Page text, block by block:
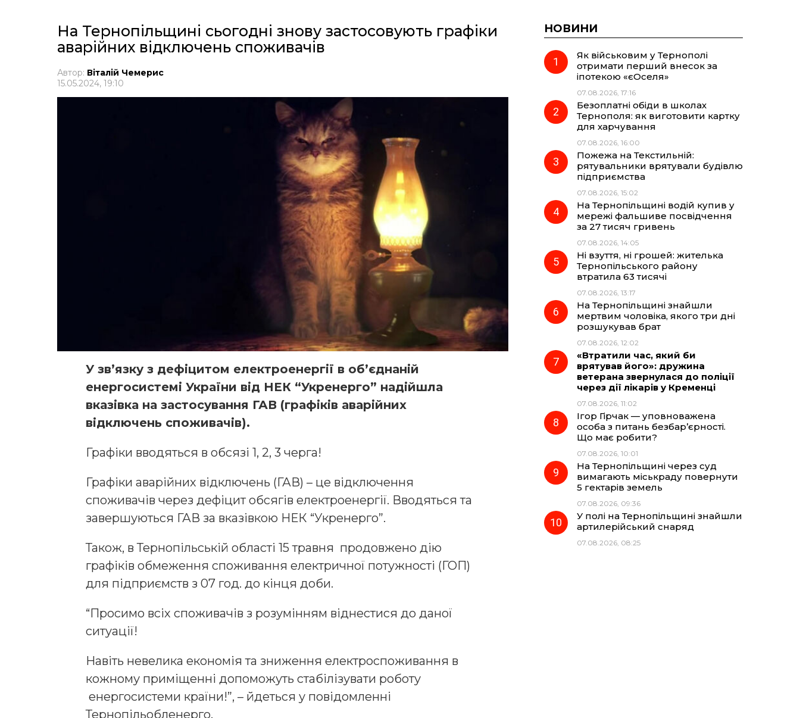
На Тернопільщині сьогодні знову застосовують графіки
аварійних відключень споживачів
Автор: Віталій Чемерис
15.05.2024, 19:10
У звʼязку з дефіцитом електроенергії в обʼєднаній
енергосистемі України від НЕК “Укренерго” надійшла
вказівка на застосування ГАВ (графіків аварійних
відключень споживачів).
Графіки вводяться в обсязі 1, 2, 3 черга!
Графіки аварійних відключень (ГАВ) – це відключення
споживачів через дефіцит обсягів електроенергії. Вводяться та
завершуються ГАВ за вказівкою НЕК “Укренерго”.
Також, в Тернопільській області 15 травня продовжено дію
графіків обмеження споживання електричної потужності (ГОП)
для підприємств з 07 год. до кінця доби.
“Просимо всіх споживачів з розумінням віднестися до даної
ситуації!
Навіть невелика економія та зниження електроспоживання в
кожному приміщенні допоможуть стабілізувати роботу
енергосистеми країни!”, – йдеться у повідомленні
Тернопільобленерго.
НОВИНИ
Як військовим у Тернополі
отримати перший внесок за
іпотекою «єОселя»
07.08.2026, 17:16
Безоплатні обіди в школах
Тернополя: як виготовити картку
для харчування
07.08.2026, 16:00
Пожежа на Текстильній:
рятувальники врятували будівлю
підприємства
07.08.2026, 15:02
На Тернопільщині водій купив у
мережі фальшиве посвідчення
за 27 тисяч гривень
07.08.2026, 14:05
Ні взуття, ні грошей: жителька
Тернопільського району
втратила 63 тисячі
07.08.2026, 13:17
На Тернопільщині знайшли
мертвим чоловіка, якого три дні
розшукував брат
07.08.2026, 12:02
«Втратили час, який би
врятував його»: дружина
ветерана звернулася до поліції
через дії лікарів у Кременці
07.08.2026, 11:02
Ігор Гірчак — уповноважена
особа з питань безбар’єрності.
Що має робити?
07.08.2026, 10:01
На Тернопільщині через суд
вимагають міськраду повернути
5 гектарів земель
07.08.2026, 09:36
У полі на Тернопільщині знайшли
артилерійський снаряд
07.08.2026, 08:25